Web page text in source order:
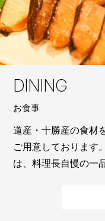
DINING
お食事
道産・十勝産の食材
ご用意しております
は、料理長自慢の一